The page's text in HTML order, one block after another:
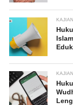
KAJIAN
KAJIAN